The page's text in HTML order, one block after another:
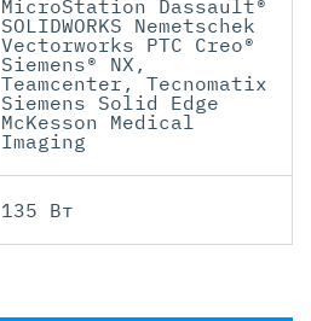
MicroStation Dassault®
SOLIDWORKS Nemetschek
Vectorworks PTC Creo®
Siemens® NX,
Teamcenter, Tecnomatix
Siemens Solid Edge
McKesson Medical
Imaging
135 Вт